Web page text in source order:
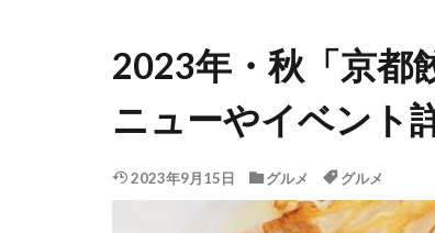
2023年・秋「京都
ニューやイベント
2023年9月15日 グルメ グルメ